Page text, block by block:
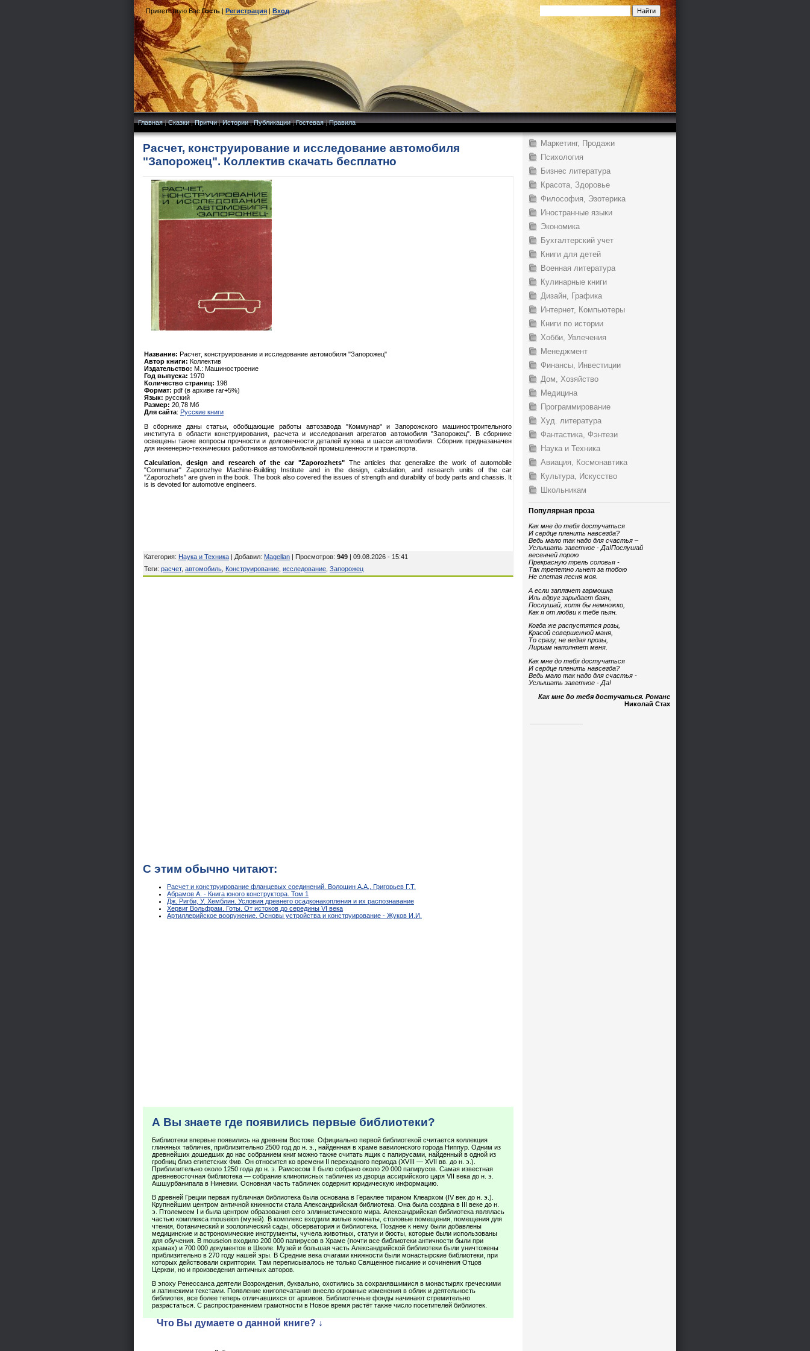
Приветствую Вас Гость|Регистрация|Вход
Главная|Сказки|Притчи|Истории|Публикации|Гостевая|Правила
Расчет, конструирование и исследование автомобиля
"Запорожец". Коллектив скачать бесплатно
Название: Расчет, конструирование и исследование автомобиля "Запорожец"
Автор книги: Коллектив
Издательство: М.: Машиностроение
Год выпуска: 1970
Количество страниц: 198
Формат: pdf (в архиве rar+5%)
Язык: русский
Размер: 20,78 Мб
Для сайта: Русские книги
В сборнике даны статьи, обобщающие работы автозавода "Коммунар" и Запорожского машиностроительного
института в области конструирования, расчета и исследования агрегатов автомобиля "Запорожец". В сборнике
освещены также вопросы прочности и долговечности деталей кузова и шасси автомобиля. Сборник предназаначен
для инженерно-технических работников автомобильной промышленности и транспорта.
Calculation, design and research of the car "Zaporozhets" The articles that generalize the work of automobile
"Communar" Zaporozhye Machine-Building Institute and in the design, calculation, and research units of the car
"Zaporozhets" are given in the book. The book also covered the issues of strength and durability of body parts and chassis. It
is is devoted for automotive engineers.
Категория: Наука и Техника | Добавил: Magellan | Просмотров: 949 | 09.08.2026 - 15:41
Теги: расчет, автомобиль Конструирование исследование Запорожец
С этим обычно читают:
Расчет и конструирование фланцевых соединений. Волошин А.А., Григорьев Г.Т.
Абрамов А. - Книга юного конструктора. Том 1
Дж. Ригби, У. Хемблин. Условия древнего осадконакопления и их распознавание
Хервиг Вольфрам. Готы. От истоков до середины VI века
Артиллерийское вооружение. Основы устройства и конструирование - Жуков И.И.
А Вы знаете где появились первые библиотеки?
Библиотеки впервые появились на древнем Востоке. Официально первой библиотекой считается коллекция
глиняных табличек, приблизительно 2500 год до н. э., найденная в храме вавилонского города Ниппур. Одним из
древнейших дошедших до нас собранием книг можно также считать ящик с папирусами, найденный в одной из
гробниц близ египетских Фив. Он относится ко времени II переходного периода (XVIII — XVII вв. до н. э.).
Приблизительно около 1250 года до н. э. Рамсесом II было собрано около 20 000 папирусов. Самая известная
древневосточная библиотека — собрание клинописных табличек из дворца ассирийского царя VII века до н. э.
Ашшурбанипала в Ниневии. Основная часть табличек содержит юридическую информацию.
В древней Греции первая публичная библиотека была основана в Гераклее тираном Клеархом (IV век до н. э.).
Крупнейшим центром античной книжности стала Александрийская библиотека. Она была создана в III веке до н.
э. Птолемеем I и была центром образования сего эллинистического мира. Александрийская библиотека являлась
частью комплекса mouseion (музей). В комплекс входили жилые комнаты, столовые помещения, помещения для
чтения, ботанический и зоологический сады, обсерватория и библиотека. Позднее к нему были добавлены
медицинские и астрономические инструменты, чучела животных, статуи и бюсты, которые были использованы
для обучения. В mouseion входило 200 000 папирусов в Храме (почти все библиотеки античности были при
храмах) и 700 000 документов в Школе. Музей и большая часть Александрийской библиотеки были уничтожены
приблизительно в 270 году нашей эры. В Средние века очагами книжности были монастырские библиотеки, при
которых действовали скриптории. Там переписывалось не только Священное писание и сочинения Отцов
Церкви, но и произведения античных авторов.
В эпоху Ренессанса деятели Возрождения, буквально, охотились за сохранявшимися в монастырях греческими
и латинскими текстами. Появление книгопечатания внесло огромные изменения в облик и деятельность
библиотек, все более теперь отличавшихся от архивов. Библиотечные фонды начинают стремительно
разрастаться. С распространением грамотности в Новое время растёт также число посетителей библиотек.
Что Вы думаете о данной книге? ↓
Маркетинг, Продажи
Психология
Бизнес литература
Красота, Здоровье
Философия, Эзотерика
Иностранные языки
Экономика
Бухгалтерский учет
Книги для детей
Военная литература
Кулинарные книги
Дизайн, Графика
Интернет, Компьютеры
Книги по истории
Хобби, Увлечения
Менеджмент
Финансы, Инвестиции
Дом, Хозяйство
Медицина
Программирование
Худ. литература
Фантастика, Фэнтези
Наука и Техника
Авиация, Космонавтика
Культура, Искусство
Школьникам
Популярная проза
Как мне до тебя достучаться
И сердце пленить навсегда?
Ведь мало так надо для счастья –
Услышать заветное - Да!Послушай
весенней порою
Прекрасную трель соловья -
Так трепетно льнет за тобою
Не спетая песня моя.
А если заплачет гармошка
Иль вдруг зарыдает баян,
Послушай, хотя бы немножко,
Как я от любви к тебе пьян.
Когда же распустятся розы,
Красой совершенной маня,
То сразу, не ведая прозы,
Лиризм наполняет меня.
Как мне до тебя достучаться
И сердце пленить навсегда?
Ведь мало так надо для счастья -
Услышать заветное - Да!
Как мне до тебя достучаться. Романс
Николай Стах